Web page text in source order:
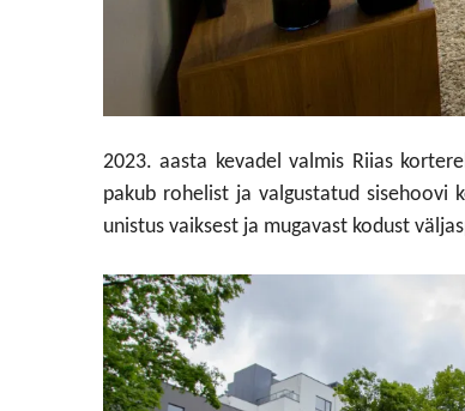
2023. aasta kevadel valmis Riias
pakub rohelist ja valgustatud sisehoovi
unistus vaiksest ja mugavast kodust